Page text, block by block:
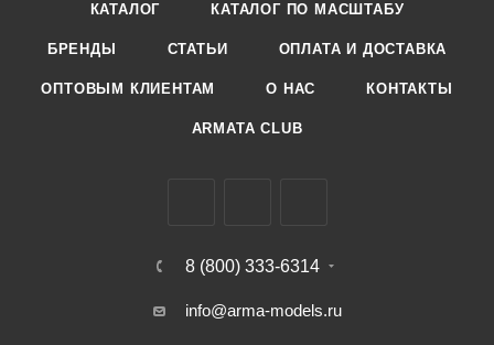
КАТАЛОГ КАТАЛОГ ПО МАСШТАБУ
БРЕНДЫ СТАТЬИ ОПЛАТА И ДОСТАВКА
ОПТОВЫМ КЛИЕНТАМ О НАС КОНТАКТЫ
ARMATA CLUB
8 (800) 333-6314
info@arma-models.ru